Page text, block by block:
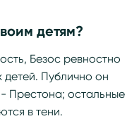
детям?
Безос ревностно
детей. Публично он
Престона; остальные
в тени.